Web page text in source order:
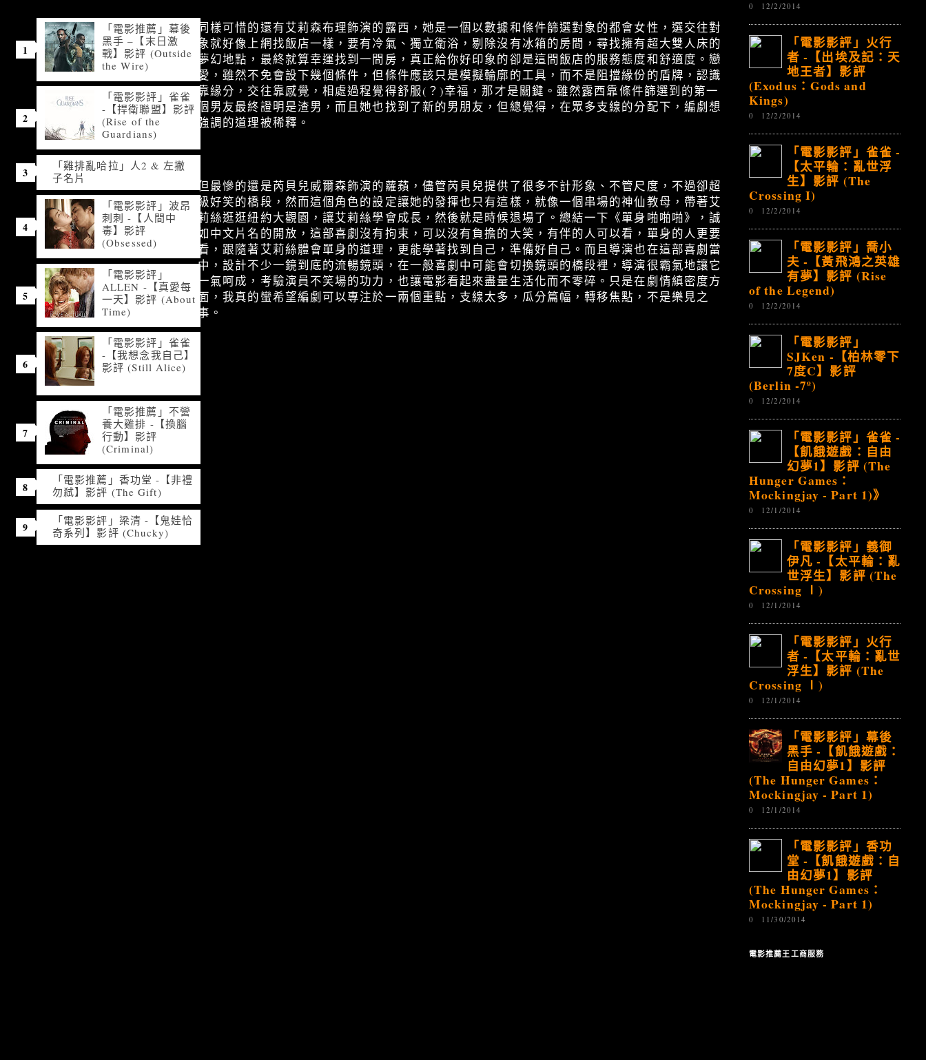
同樣可惜的還有艾莉森布理飾演的露西，她是一個以數據和條件篩選對象的都會女性，選交往對
象就好像上網找飯店一樣，要有冷氣、獨立衛浴，剔除沒有冰箱的房間，尋找擁有超大雙人床的
夢幻地點，最終就算幸運找到一間房，真正給你好印象的卻是這間飯店的服務態度和舒適度。戀
愛，雖然不免會設下幾個條件，但條件應該只是模擬輪廓的工具，而不是阻擋緣份的盾牌，認識
靠緣分，交往靠感覺，相處過程覺得舒服(？)幸福，那才是關鍵。雖然露西靠條件篩選到的第一
個男友最終證明是渣男，而且她也找到了新的男朋友，但總覺得，在眾多支線的分配下，編劇想
強調的道理被稀釋。
但最慘的還是芮貝兒威爾森飾演的蘿蘋，儘管芮貝兒提供了很多不計形象、不管尺度，不過卻超
級好笑的橋段，然而這個角色的設定讓她的發揮也只有這樣，就像一個串場的神仙教母，帶著艾
莉絲逛逛紐約大觀園，讓艾莉絲學會成長，然後就是時候退場了。總結一下《單身啪啪啪》，誠
如中文片名的開放，這部喜劇沒有拘束，可以沒有負擔的大笑，有伴的人可以看，單身的人更要
看，跟隨著艾莉絲體會單身的道理，更能學著找到自己，準備好自己。而且導演也在這部喜劇當
中，設計不少一鏡到底的流暢鏡頭，在一般喜劇中可能會切換鏡頭的橋段裡，導演很霸氣地讓它
一氣呵成，考驗演員不笑場的功力，也讓電影看起來盡量生活化而不零碎。只是在劇情縝密度方
面，我真的蠻希望編劇可以專注於一兩個重點，支線太多，瓜分篇幅，轉移焦點，不是樂見之
事。
「電影推薦」幕後
黑手 –【末日激
戰】影評 (Outside
the Wire)
「電影影評」雀雀
-【捍衛聯盟】影評
(Rise of the
Guardians)
「雞排亂哈拉」人2 & 左撇
子名片
「電影影評」波昂
刺刺 -【人間中
毒】影評
(Obsessed)
「電影影評」
ALLEN -【真愛每
一天】影評 (About
Time)
「電影影評」雀雀
-【我想念我自己】
影評 (Still Alice)
「電影推薦」不營
養大雞排 -【換腦
行動】影評
(Criminal)
「電影推薦」香功堂 -【非禮
勿弒】影評 (The Gift)
「電影影評」梁清 -【鬼娃恰
奇系列】影評 (Chucky)
0 12/2/2014
「電影影評」火行
者 -【出埃及記：天
地王者】影評
(Exodus：Gods and
Kings)
0 12/2/2014
「電影影評」雀雀 -
【太平輪：亂世浮
生】影評 (The
Crossing I)
0 12/2/2014
「電影影評」喬小
夫 -【黃飛鴻之英雄
有夢】影評 (Rise
of the Legend)
0 12/2/2014
「電影影評」
SJKen -【柏林零下
7度C】影評
(Berlin -7º)
0 12/2/2014
「電影影評」雀雀 -
【飢餓遊戲：自由
幻夢1】影評 (The
Hunger Games：
Mockingjay - Part 1)》
0 12/1/2014
「電影影評」義御
伊凡 -【太平輪：亂
世浮生】影評 (The
Crossing Ⅰ)
0 12/1/2014
「電影影評」火行
者 -【太平輪：亂世
浮生】影評 (The
Crossing Ⅰ)
0 12/1/2014
「電影影評」幕後
黑手 -【飢餓遊戲：
自由幻夢1】影評
(The Hunger Games：
Mockingjay - Part 1)
0 12/1/2014
「電影影評」香功
堂 -【飢餓遊戲：自
由幻夢1】影評
(The Hunger Games：
Mockingjay - Part 1)
0 11/30/2014
電影推薦王工商服務